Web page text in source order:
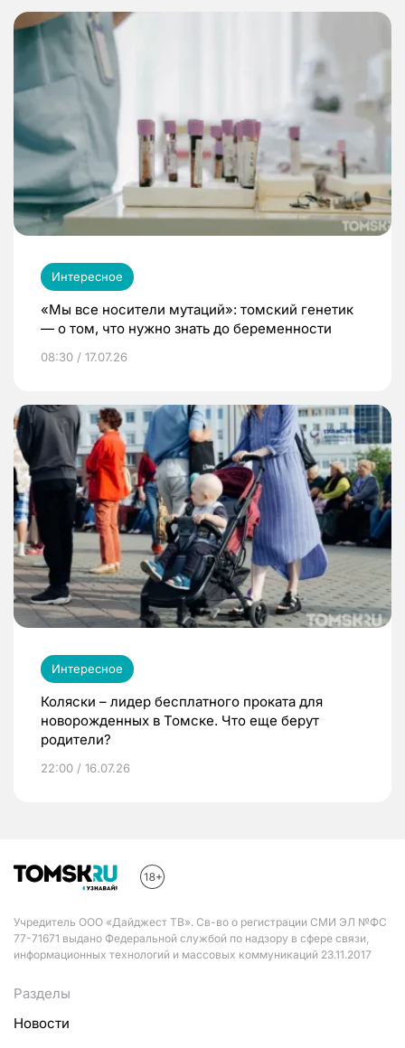
Интересное
«Мы все носители мутаций»: томский генетик
— о том, что нужно знать до беременности
08:30 / 17.07.26
Интересное
Коляски – лидер бесплатного проката для
новорожденных в Томске. Что еще берут
родители?
22:00 / 16.07.26
Учредитель ООО «Дайджест ТВ». Св-во о регистрации СМИ ЭЛ №ФС
77-71671 выдано Федеральной службой по надзору в сфере связи,
информационных технологий и массовых коммуникаций 23.11.2017
Разделы
Новости